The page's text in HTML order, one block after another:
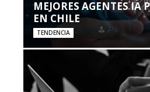
MEJORES AGENTES IA
EN CHILE
TENDENCIA